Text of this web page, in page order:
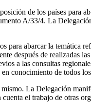
de los países para
A/33/4. La
abarcar la temática
después de realizadas
a las consultas
conocimiento de todos
La Delegación
el trabajo de otras